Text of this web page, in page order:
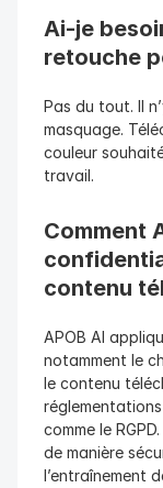
Ai-je
retouche
Pas du tout. Il
masquage.
couleur
travail.
Comment
contenu
APOB AI
notamment le
le contenu
comme le
de manière
l’entraînement